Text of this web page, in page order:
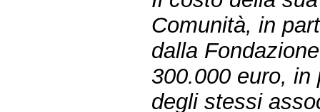
Comunità, in
dalla
300.000 euro,
degli stessi